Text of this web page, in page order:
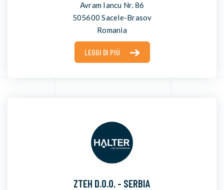
Avram Iancu Nr. 86
505600 Sacele-Brasov
Romania
LEGGI DI PIÙ
ZTEH D.O.O. - SERBIA